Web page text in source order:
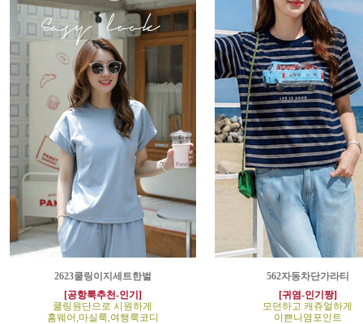
2623쿨링이지세트한벌
[공항룩추천-인기]
쿨링원단으로 시원하게
홈웨어,마실룩,여행룩코디
562자동차단가라티
[귀염-인기짱]
모던하고 캐쥬얼하게
이쁜나염포인트